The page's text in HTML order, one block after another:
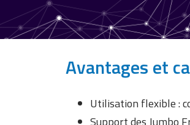
Avantages et
Utilisation flexible :